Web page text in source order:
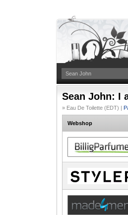
Sean John: I
» Eau De Toilette (EDT) |
Webshop